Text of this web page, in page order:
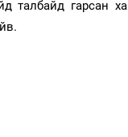
талбайд гарсан